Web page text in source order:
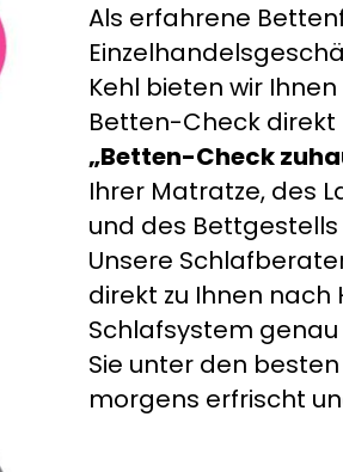
Als erfahrene
Kehl bieten wir
Betten-Check direkt
„Betten-Check
Ihrer Matratze, des
und des Bettgestells
Unsere
direkt zu Ihnen
Schlafsystem genau
Sie unter den
morgens erfrischt